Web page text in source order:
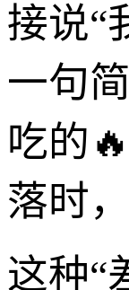
接说“
一句
吃的
落时
这种“